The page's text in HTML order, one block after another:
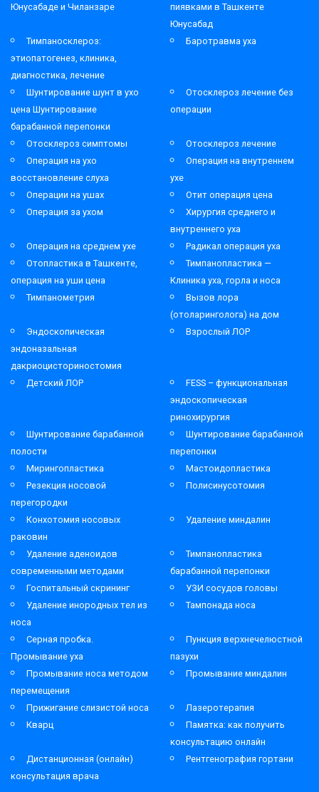
Юнусабаде и Чиланзаре
пиявками в Ташкенте
Юнусабад
Тимпаносклероз:
этиопатогенез, клиника,
диагностика, лечение
Баротравма уха
Шунтирование шунт в ухо
цена Шунтирование
барабанной перепонки
Отосклероз лечение без
операции
Отосклероз симптомы
Отосклероз лечение
Операция на ухо
восстановление слуха
Операция на внутреннем
ухе
Операции на ушах
Отит операция цена
Операция за ухом
Хирургия среднего и
внутреннего уха
Операция на среднем ухе
Радикал операция уха
Отопластика в Ташкенте,
операция на уши цена
Тимпанопластика —
Клиника уха, горла и носа
Тимпанометрия
Вызов лора
(отоларинголога) на дом
Эндоскопическая
эндоназальная
дакриоцисториностомия
Взрослый ЛОР
Детский ЛОР
FESS – функциональная
эндоскопическая
ринохирургия
Шунтирование барабанной
полости
Шунтирование барабанной
перепонки
Мирингопластика
Мастоидопластика
Резекция носовой
перегородки
Полисинусотомия
Конхотомия носовых
раковин
Удаление миндалин
Удаление аденоидов
современными методами
Тимпанопластика
барабанной перепонки
Госпитальный скрининг
УЗИ сосудов головы
Удаление инородных тел из
носа
Тампонада носа
Серная пробка.
Промывание уха
Пункция верхнечелюстной
пазухи
Промывание носа методом
перемещения
Промывание миндалин
Прижигание слизистой носа
Лазеротерапия
Кварц
Памятка: как получить
консультацию онлайн
Дистанционная (онлайн)
консультация врача
Рентгенография гортани